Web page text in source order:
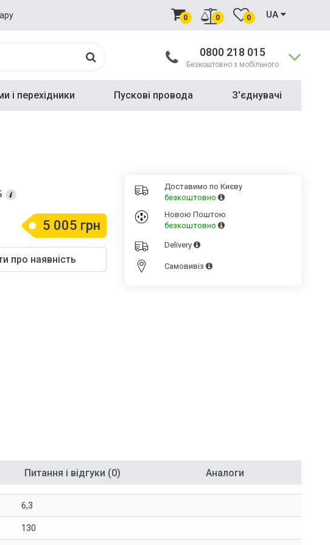
0 0 0 UA
0800 218 015
Безкоштовно з мобільного
і перехідники Пускові провода З'єднувачі
5 005 грн
про наявність
Доставимо по Києву
безкоштовно
Новою Поштою
безкоштовно
Delivery
Cамовивіз
Питання і відгуки (0) Аналоги
6,3
130